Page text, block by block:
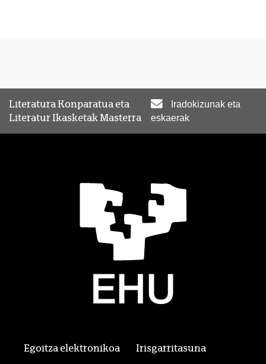
Literatura Konparatua eta
Literatur Ikasketak Masterra
Iradokizunak eta
eskaerak
Egoitza elektronikoa Irisgarritasuna